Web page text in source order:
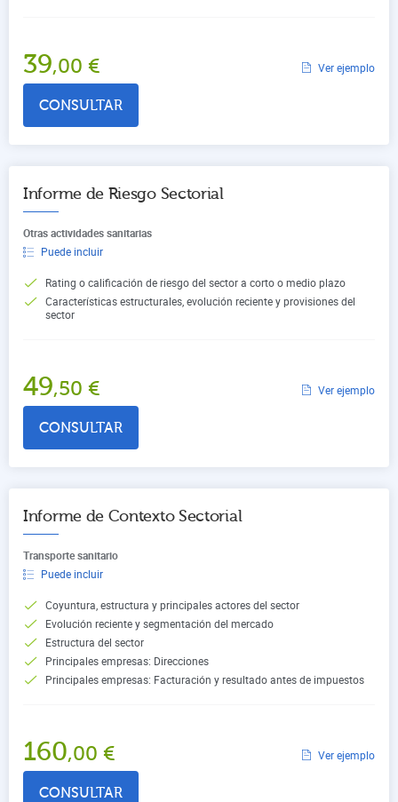
39,00 € Ver ejemplo
CONSULTAR
Informe de Riesgo Sectorial
Otras actividades sanitarias
Puede incluir
Rating o calificación de riesgo del sector a corto o medio plazo
Características estructurales, evolución reciente y provisiones del
sector
49,50 € Ver ejemplo
CONSULTAR
Informe de Contexto Sectorial
Transporte sanitario
Puede incluir
Coyuntura, estructura y principales actores del sector
Evolución reciente y segmentación del mercado
Estructura del sector
Principales empresas: Direcciones
Principales empresas: Facturación y resultado antes de impuestos
160,00 € Ver ejemplo
CONSULTAR